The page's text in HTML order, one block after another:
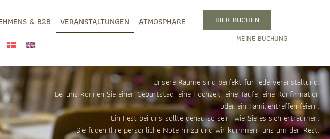
& B2B VERANSTALTUNGEN
ATMOSPHÄRE
HIER BUCHEN
MEINE BUCHUNG
Unsere Räume sind perfekt für jede Veranstaltung.
Bei uns können Sie einen Geburtstag, eine Hochzeit, eine Taufe, eine Konfirmation
oder ein Familientreffen feiern.
Ein Fest bei uns sollte genau so sein, wie Sie es sich erträumen.
Sie fügen Ihre persönliche Note hinzu und wir kümmern uns um den Rest.